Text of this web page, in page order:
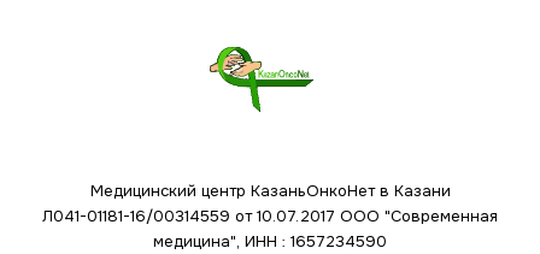
Медицинский центр КазаньОнкоНет в Казани
Л041-01181-16/00314559 от 10.07.2017 ООО "Современная
медицина", ИНН : 1657234590